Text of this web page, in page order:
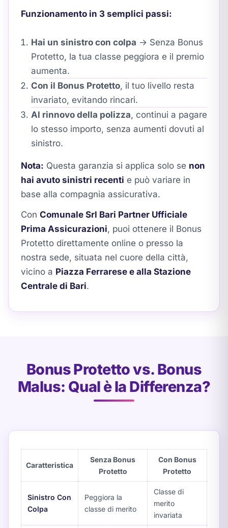
Funzionamento in 3 semplici passi:
Hai un sinistro con colpa → Senza Bonus
Protetto, la tua classe peggiora e il premio
aumenta.
Con il Bonus Protetto, il tuo livello resta
invariato, evitando rincari.
Al rinnovo della polizza, continui a pagare
lo stesso importo, senza aumenti dovuti al
sinistro.
Nota: Questa garanzia si applica solo se non
hai avuto sinistri recenti e può variare in
base alla compagnia assicurativa.
Con Comunale Srl Bari Partner Ufficiale
Prima Assicurazioni, puoi ottenere il Bonus
Protetto direttamente online o presso la
nostra sede, situata nel cuore della città,
vicino a Piazza Ferrarese e alla Stazione
Centrale di Bari.
Bonus Protetto vs. Bonus
Malus: Qual è la Differenza?
Caratteristica
Senza Bonus
Protetto
Con Bonus
Protetto
Sinistro Con
Colpa
Peggiora la
classe di merito
Classe di
merito
invariata